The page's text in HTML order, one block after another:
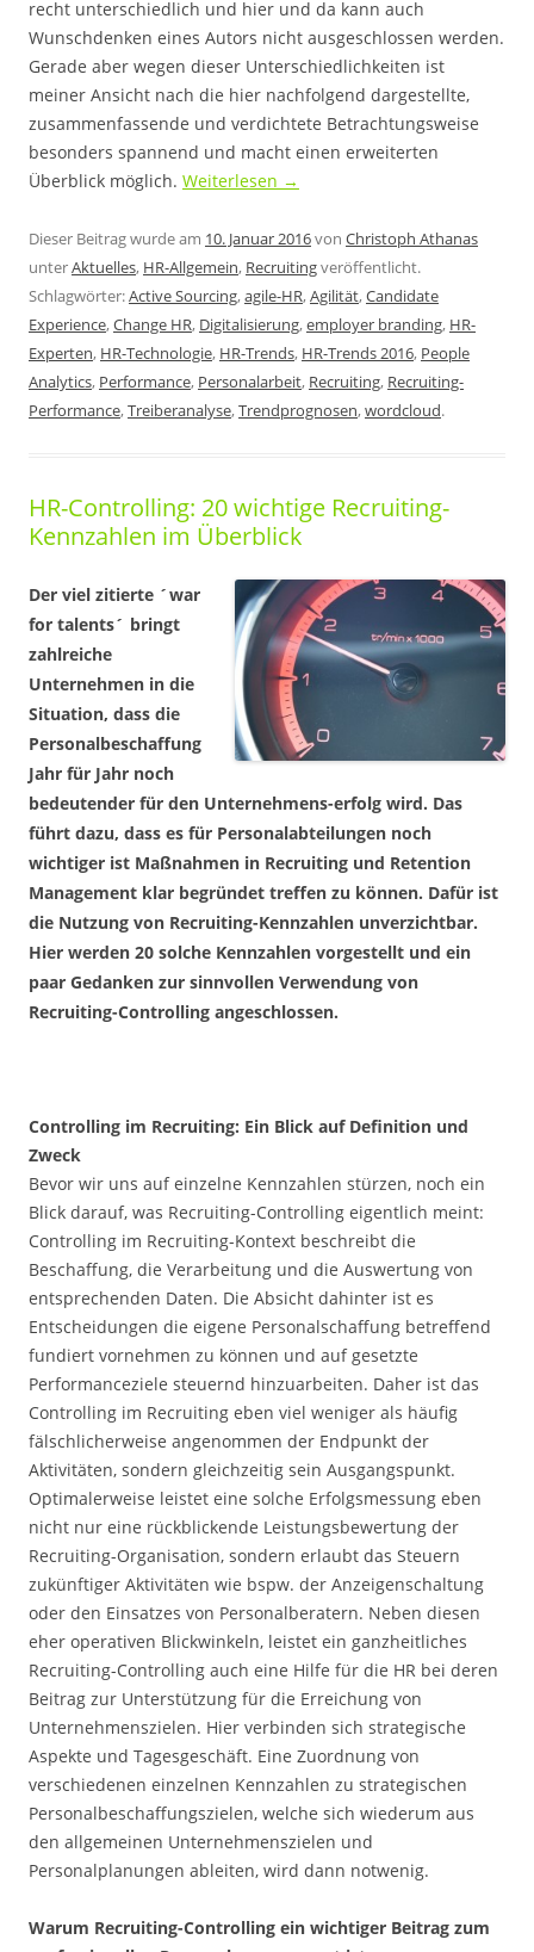
recht unterschiedlich und hier und da kann auch
Wunschdenken eines Autors nicht ausgeschlossen werden.
Gerade aber wegen dieser Unterschiedlichkeiten ist
meiner Ansicht nach die hier nachfolgend dargestellte,
zusammenfassende und verdichtete Betrachtungsweise
besonders spannend und macht einen erweiterten
Überblick möglich. Weiterlesen →
Dieser Beitrag wurde am 10. Januar 2016von Christoph Athanas
unterAktuelles, HR-Allgemein, Recruitingveröffentlicht.
Schlagwörter:Active Sourcing,agile-HR,Agilität,Candidate
Experience,Change HR, Digitalisierung,employer branding, HR-
Experten, HR-Technologie, HR-Trends, HR-Trends 2016, People
Analytics, Performance, Personalarbeit, Recruiting, Recruiting-
Performance,Treiberanalyse,Trendprognosen,wordcloud.
HR-Controlling: 20 wichtige Recruiting-
Kennzahlen im Überblick
Der viel zitierte ´war
for talents´ bringt
zahlreiche
Unternehmen in die
Situation, dass die
Personalbeschaffung
Jahr für Jahr noch
bedeutender für den Unternehmens-erfolg wird. Das
führt dazu, dass es für Personalabteilungen noch
wichtiger ist Maßnahmen in Recruiting und Retention
Management klar begründet treffen zu können. Dafür ist
die Nutzung von Recruiting-Kennzahlen unverzichtbar.
Hier werden 20 solche Kennzahlen vorgestellt und ein
paar Gedanken zur sinnvollen Verwendung von
Recruiting-Controlling angeschlossen.
Controlling im Recruiting: Ein Blick auf Definition und
Zweck
Bevor wir uns auf einzelne Kennzahlen stürzen, noch ein
Blick darauf, was Recruiting-Controlling eigentlich meint:
Controlling im Recruiting-Kontext beschreibt die
Beschaffung, die Verarbeitung und die Auswertung von
entsprechenden Daten. Die Absicht dahinter ist es
Entscheidungen die eigene Personalschaffung betreffend
fundiert vornehmen zu können und auf gesetzte
Performanceziele steuernd hinzuarbeiten. Daher ist das
Controlling im Recruiting eben viel weniger als häufig
fälschlicherweise angenommen der Endpunkt der
Aktivitäten, sondern gleichzeitig sein Ausgangspunkt.
Optimalerweise leistet eine solche Erfolgsmessung eben
nicht nur eine rückblickende Leistungsbewertung der
Recruiting-Organisation, sondern erlaubt das Steuern
zukünftiger Aktivitäten wie bspw. der Anzeigenschaltung
oder den Einsatzes von Personalberatern. Neben diesen
eher operativen Blickwinkeln, leistet ein ganzheitliches
Recruiting-Controlling auch eine Hilfe für die HR bei deren
Beitrag zur Unterstützung für die Erreichung von
Unternehmenszielen. Hier verbinden sich strategische
Aspekte und Tagesgeschäft. Eine Zuordnung von
verschiedenen einzelnen Kennzahlen zu strategischen
Personalbeschaffungszielen, welche sich wiederum aus
den allgemeinen Unternehmenszielen und
Personalplanungen ableiten, wird dann notwenig.
Warum Recruiting-Controlling ein wichtiger Beitrag zum